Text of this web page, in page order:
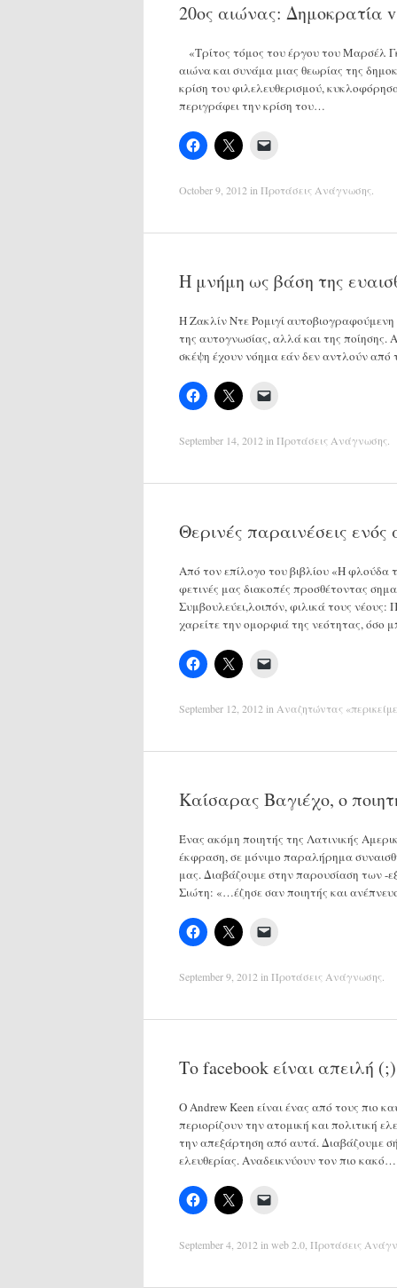
20ος αιώνας: Δημοκρατία
«Τρίτος τόμος του έργου του Μαρσέλ
αιώνα και συνάμα μιας θεωρίας της
κρίση του φιλελευθερισμού,
περιγράφει την κρίση του…
October 9, 2012 in Προτάσεις Ανάγνωσης
Η μνήμη ως βάση της
Η Ζακλίν Ντε Ρομιγί
της αυτογνωσίας, αλλά και της
σκέψη έχουν νόημα εάν δεν αντλούν από
September 14, 2012 in Προτάσεις Ανάγνωσης
Θερινές παραινέσεις
Από τον επίλογο του βιβλίου «Η φλούδα
φετινές μας διακοπές προσθέτοντας
Συμβουλεύει,λοιπόν, φιλικά τους
χαρείτε την ομορφιά της νεότητας, όσο
September 12, 2012 in Αναζητώντας
Καίσαρας Βαγιέχο, ο
Ένας ακόμη ποιητής της Λατινικής
έκφραση, σε μόνιμο παραλήρημα
μας. Διαβάζουμε στην παρουσίαση των
Σιώτη: «…έζησε σαν ποιητής και
September 9, 2012 in Προτάσεις Ανάγνωσης
Το facebook είναι απειλή (;)
Ο Andrew Keen είναι ένας από τους πιο
περιορίζουν την ατομική και πολιτική
την απεξάρτηση από αυτά. Διαβάζουμε
ελευθερίας. Αναδεικνύουν τον πιο κακό…
September 4, 2012 in web 2.0 Προτάσεις